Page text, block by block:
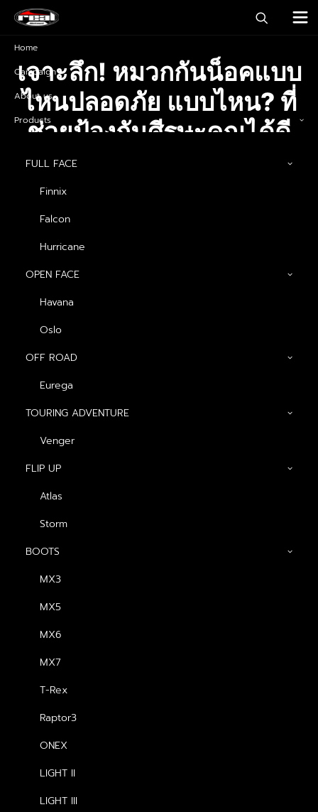
Home
Campaign
About us
Products
FULL FACE
Finnix
Falcon
Hurricane
OPEN FACE
Havana
Oslo
OFF ROAD
Eurega
TOURING ADVENTURE
Venger
FLIP UP
Atlas
Storm
BOOTS
MX3
MX5
MX6
MX7
T-Rex
Raptor3
ONEX
LIGHT II
LIGHT III
เจาะลึก! หมวกกันน็อคแบบ
ไหนปลอดภัย แบบไหน? ที่
ช่วยป้องกันศีรษะคุณได้ดี
28 สิงหาคม 2024
เจาะลึก! หมวกกันน็อคแบบไหนปลอดภัย แบบไหน? ที่ช่วย
เจาะลึก! หมวกกันน็อคแบบ
ไหนปลอดภัย แบบไหน? ที่
ช่วยป้องกันศีรษะคุณได้ดี
ที่สุด!
วิเคล็ดลับการเลือกหมวกกันน็อคแบบไหน
ปลอดภัย ใช้ได้ดีพร้อมยังป้องกันศีรษะได้
อย่างมีประสิทธิภาพ
วิธีการเลือกหมวกกันน็อคแบบไหนปลอดภัย
และได้มาตรฐาน